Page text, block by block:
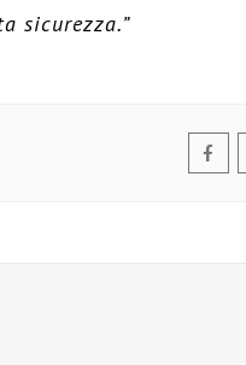
sicurezza.”